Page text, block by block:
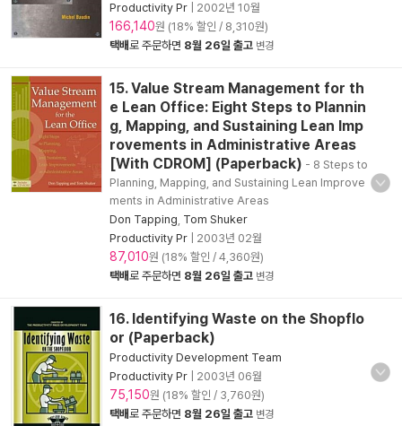
Productivity Pr
2002년 10월
166,140원 (18% 할인 / 8,310원)
택배로 주문하면 8월 26일 출고 변경
15. Value Stream Management for th
e Lean Office: Eight Steps to Plannin
g, Mapping, and Sustaining Lean Imp
rovements in Administrative Areas
[With CDROM] (Paperback) - 8 Steps to
Planning, Mapping, and Sustaining Lean Improve
ments in Administrative Areas
Don Tapping Tom Shuker
Productivity Pr
2003년 02월
87,010원 (18% 할인 / 4,360원)
택배로 주문하면 8월 26일 출고 변경
16. Identifying Waste on the Shopflo
or (Paperback)
Productivity Development Team
Productivity Pr
2003년 06월
75,150원 (18% 할인 / 3,760원)
택배로 주문하면 8월 26일 출고 변경